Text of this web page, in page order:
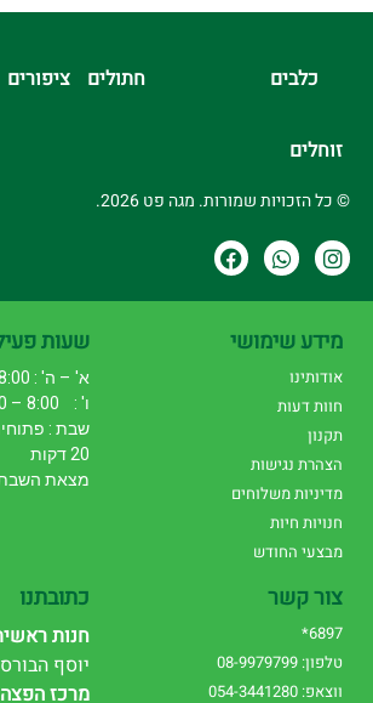
כלבים חתולים ציפורים
זוחלים
© כל הזכויות שמורות. מגה פט 2026.
מידע שימושי
אודותינו
חוות דעות
תקנון
הצהרת נגישות
מדיניות משלוחים
חנויות חיות
מבצעי החודש
שעות
א' – ה' : 8:00 – 22:00
ו' : 8:00 – 15:00
שבת :
20 דקות
מצאת השבת
צור קשר
6897*
טלפון: 08-9979799
ווצאפ: 054-3441280
כתובתנו
חנות
יוסף הבורסקאי 1,
מרכז